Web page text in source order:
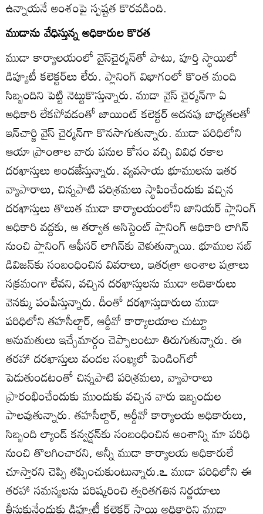
ఉన్నాయనే అంశంపై స్పష్టత కొరవడింది.
ముడాను వేధిస్తున్న అధికారుల కొరత
ముడా కార్యాలయంలో వైస్‌చైర్మన్‌తో పాటు, పూర్తి స్థాయిలో
డిప్యూటీ కలెక్టర్‌లు లేరు. ప్లానింగ్‌ విభాగంలో కొంత మంది
సిబ్బందిని పెట్టి నెట్టుకొస్తున్నారు. ముడా వైస్‌ చైర్మన్‌గా ఏ
అధికారి లేకపోవడంతో జాయింట్‌ కలెక్టర్‌ అదనపు బాధ్యతలతో
ఇన్‌చార్జి వైస్‌ చైర్మన్‌గా కొనసాగుతున్నారు. ముడా పరిధిలోని
ఆయా ప్రాంతాల వారు పనుల కోసం వచ్చి వివిధ రకాల
దరఖాస్తులు అందజేస్తున్నారు. వ్యవసాయ భూములను ఇతర
వ్యాపారాలు, చిన్నపాటి పరిశ్రమలు స్థాపించేందుకు వచ్చిన
దరఖాస్తులు తొలుత ముడా కార్యాలయంలోని జానియర్‌ ప్లానింగ్‌
అధికారి వద్దకు, ఆ తర్వాత అసిస్టెంట్‌ ప్లానింగ్‌ అధికారి లాగిన్‌
నుంచి ప్లానింగ్‌ ఆఫీసర్‌ లాగిన్‌కు వెళుతున్నాయి. భూముల సబ్‌
డివిజన్‌కు సంబంధించిన వివరాలు, ఇతరత్రా అంశాల పత్రాలు
సక్రమంగా లేవని, వచ్చిన దరఖాస్తులను ముడా అదికారులు
వెనక్కు పంపేస్తున్నారు. దీంతో దరఖాస్తుదారులు ముడా
పరిధిలోని తహసీల్దార్‌, ఆర్డీవో కార్యాలయాల చుట్టూ
అనుమతులు ఇచ్చేమార్గం చెప్పాలంటూ తిరుగుతున్నారు. ఈ
తరహా దరఖాస్తులు వందల సంఖ్యలో పెండింగ్‌లో
పెడుతుండటంతో చిన్నపాటి పరిశ్రమలు, వ్యాపారాలు
ప్రారంభించేందుకు ముందుకు వచ్చిన వారు ఇబ్బందుల
పాలవుతున్నారు. తహసీల్దార్‌, ఆర్డీవో కార్యాలయ అధికారులు,
సిబ్బంది ల్యాండ్‌ కన్వర్షన్‌కు సంబంధించిన అంశాన్ని మా పరిధి
నుంచి తొలగించారని, అన్నీ ముడా కార్యాలయ అధికారులే
చూస్తారని చెప్పి తప్పించుకుంటున్నారు.ఽ ముడా పరిధిలోని ఈ
తరహా సమస్యలను పరిష్కరించి త్వరితగతిన నిర్ణయాలు
తీసుకునేందుకు డిప్యూటీ కలెక్టర్‌ స్థాయి అధికారిని ముడా